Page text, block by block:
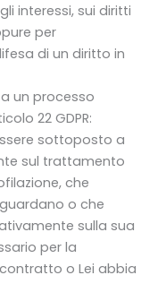
interessi, sui diritti
per
di un diritto in
un processo
22 GDPR:
sottoposto a
sul trattamento
che
o che
sulla sua
per la
o Lei abbia